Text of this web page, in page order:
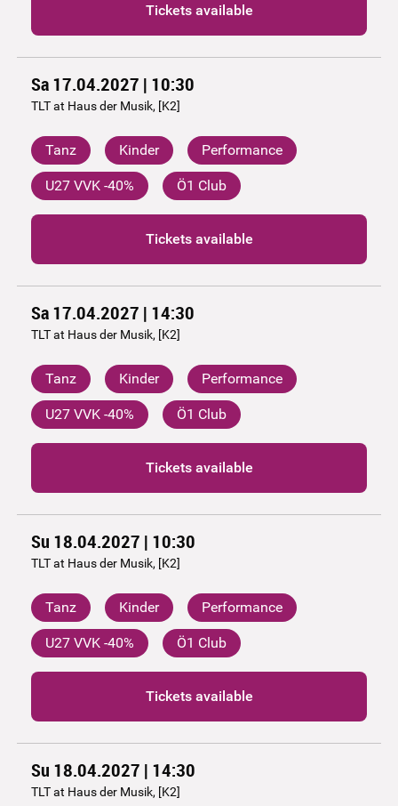
Tickets available
Sa 17.04.2027 | 10:30
TLT at Haus der Musik, [K2]
Tanz Kinder Performance
U27 VVK -40% Ö1 Club
Tickets available
Sa 17.04.2027 | 14:30
TLT at Haus der Musik, [K2]
Tanz Kinder Performance
U27 VVK -40% Ö1 Club
Tickets available
Su 18.04.2027 | 10:30
TLT at Haus der Musik, [K2]
Tanz Kinder Performance
U27 VVK -40% Ö1 Club
Tickets available
Su 18.04.2027 | 14:30
TLT at Haus der Musik, [K2]